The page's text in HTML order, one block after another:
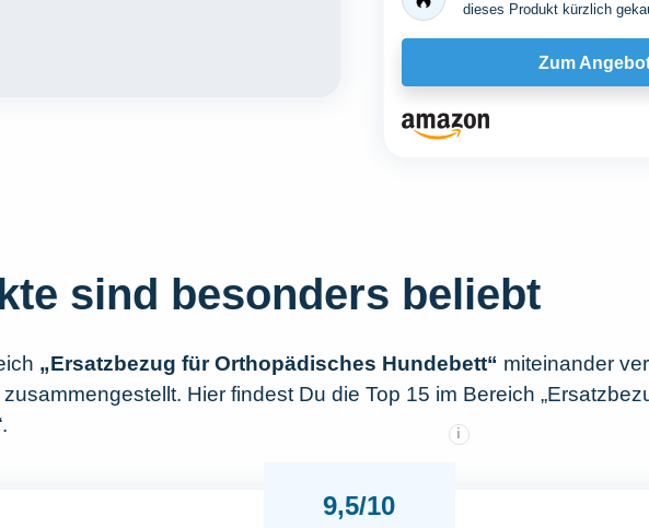
dieses Produkt kürzlich
Zum
sind besonders beliebt
„Ersatzbezug für Orthopädisches Hundebett“ miteinander
Hier findest Du die Top 15 im Bereich
9,5/10
i